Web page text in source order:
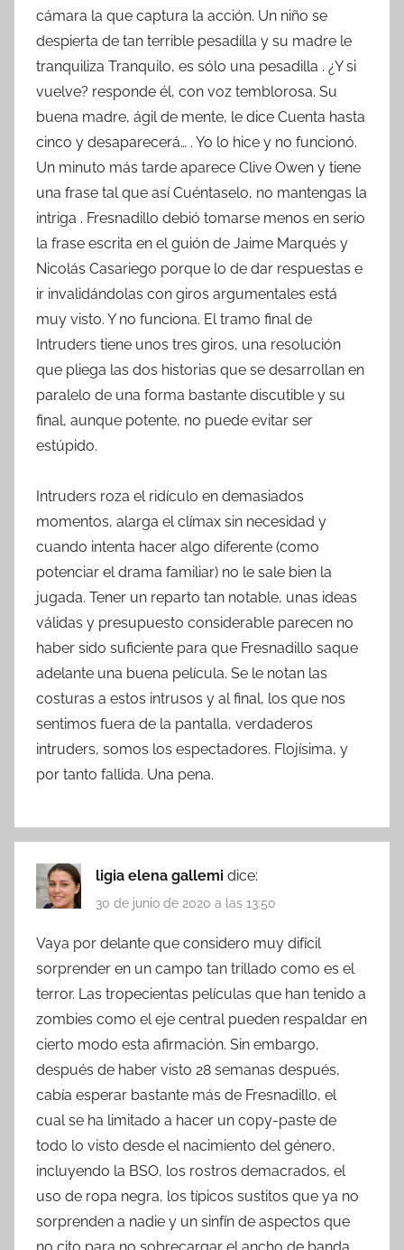
cámara la que captura la acción. Un niño se
despierta de tan terrible pesadilla y su madre le
tranquiliza Tranquilo, es sólo una pesadilla . ¿Y si
vuelve? responde él, con voz temblorosa. Su
buena madre, ágil de mente, le dice Cuenta hasta
cinco y desaparecerá… . Yo lo hice y no funcionó.
Un minuto más tarde aparece Clive Owen y tiene
una frase tal que así Cuéntaselo, no mantengas la
intriga . Fresnadillo debió tomarse menos en serio
la frase escrita en el guión de Jaime Marqués y
Nicolás Casariego porque lo de dar respuestas e
ir invalidándolas con giros argumentales está
muy visto. Y no funciona. El tramo final de
Intruders tiene unos tres giros, una resolución
que pliega las dos historias que se desarrollan en
paralelo de una forma bastante discutible y su
final, aunque potente, no puede evitar ser
estúpido.
Intruders roza el ridículo en demasiados
momentos, alarga el clímax sin necesidad y
cuando intenta hacer algo diferente (como
potenciar el drama familiar) no le sale bien la
jugada. Tener un reparto tan notable, unas ideas
válidas y presupuesto considerable parecen no
haber sido suficiente para que Fresnadillo saque
adelante una buena película. Se le notan las
costuras a estos intrusos y al final, los que nos
sentimos fuera de la pantalla, verdaderos
intruders, somos los espectadores. Flojísima, y
por tanto fallida. Una pena.
ligia elena gallemi dice:
30 de junio de 2020 a las 13:50
Vaya por delante que considero muy difícil
sorprender en un campo tan trillado como es el
terror. Las tropecientas películas que han tenido a
zombies como el eje central pueden respaldar en
cierto modo esta afirmación. Sin embargo,
después de haber visto 28 semanas después,
cabía esperar bastante más de Fresnadillo, el
cual se ha limitado a hacer un copy-paste de
todo lo visto desde el nacimiento del género,
incluyendo la BSO, los rostros demacrados, el
uso de ropa negra, los típicos sustitos que ya no
sorprenden a nadie y un sinfín de aspectos que